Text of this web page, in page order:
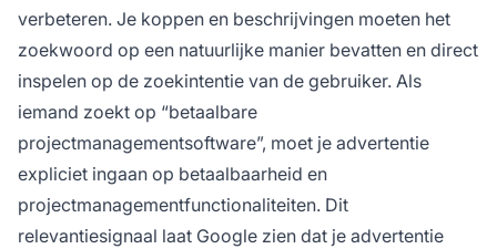
verbeteren. Je koppen en beschrijvingen moeten het
zoekwoord op een natuurlijke manier bevatten en direct
inspelen op de zoekintentie van de gebruiker. Als
iemand zoekt op “betaalbare
projectmanagementsoftware”, moet je advertentie
expliciet ingaan op betaalbaarheid en
projectmanagementfunctionaliteiten. Dit
relevantiesignaal laat Google zien dat je advertentie